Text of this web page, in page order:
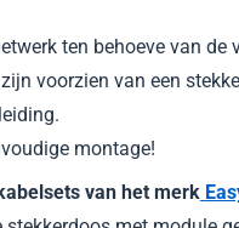
ten behoeve van de
voorzien van een
montage!
van het merk